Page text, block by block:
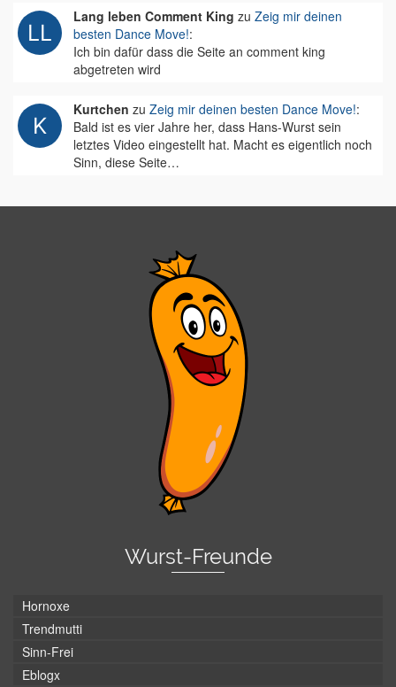
Lang leben Comment King zu Zeig mir deinen
besten Dance Move!:
Ich bin dafür dass die Seite an comment king
abgetreten wird
Kurtchen zu Zeig mir deinen besten Dance Move!:
Bald ist es vier Jahre her, dass Hans-Wurst sein
letztes Video eingestellt hat. Macht es eigentlich noch
Sinn, diese Seite…
Wurst-Freunde
Hornoxe
Trendmutti
Sinn-Frei
Eblogx